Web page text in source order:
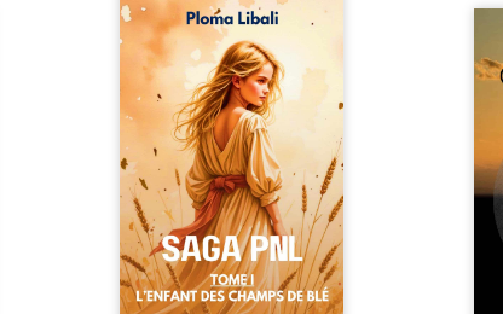
Autrefois, les champs
d’Atlantis vibraient sous le
vent et les enfants couraient
dans les blés. Puis la couronne
plia le genou, livrant son
peuple à l’ombre d’Ivorny. À
Atove, Luwel aurait pu
disparaître dans les ruines de
son destin ; pourtant, sous les
pierres d’un temple oublié, des
rebelles lui tendirent la main.
Parmi eux, Atos, général sans
trône mais habité par ...
les
les